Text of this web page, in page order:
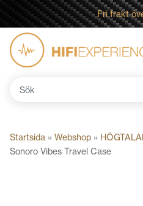
Fri frakt
Startsida » Webshop »
Sonoro Vibes Travel Case